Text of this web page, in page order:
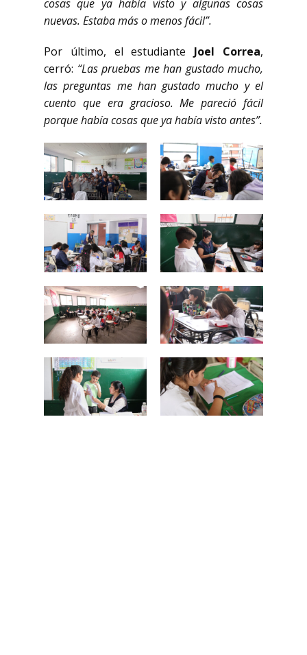
cosas que ya había visto y algunas cosas
nuevas. Estaba más o menos fácil”.
Por último, el estudiante Joel Correa,
cerró: “Las pruebas me han gustado mucho,
las preguntas me han gustado mucho y el
cuento que era gracioso. Me pareció fácil
porque había cosas que ya había visto antes”.